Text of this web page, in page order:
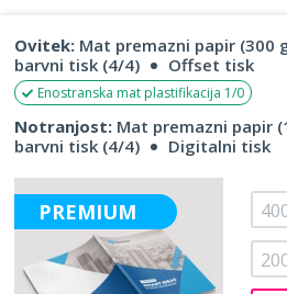
Ovitek: Mat premazni papir (300
barvni tisk (4/4)
Offset tisk
Enostranska mat plastifikacija 1/0
Notranjost: Mat premazni papir
barvni tisk (4/4)
Digitalni tisk
PREMIUM